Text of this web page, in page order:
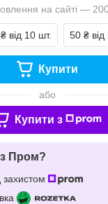
на сайті —
від 10 шт. 50 ₴
Купити
або
Купити з
Пром?